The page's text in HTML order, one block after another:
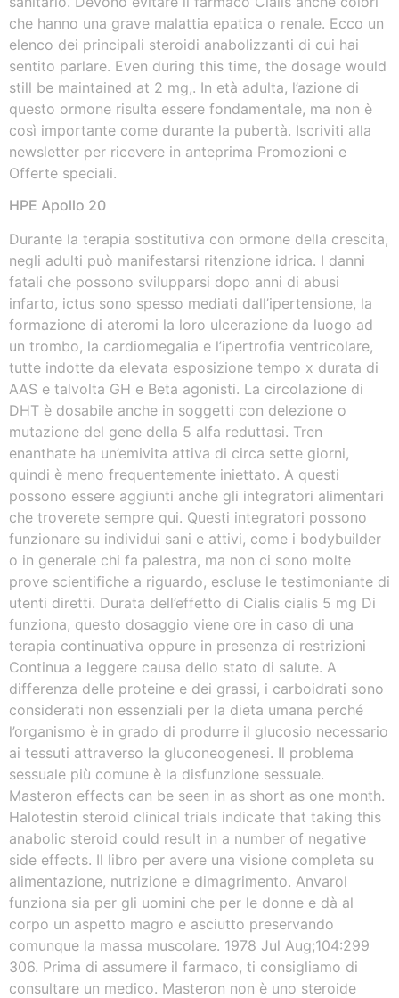
che hanno una grave malattia epatica o renale. Ecco un
elenco dei principali steroidi anabolizzanti di cui hai
sentito parlare. Even during this time, the dosage would
still be maintained at 2 mg,. In età adulta, l’azione di
questo ormone risulta essere fondamentale, ma non è
così importante come durante la pubertà. Iscriviti alla
newsletter per ricevere in anteprima Promozioni e
Offerte speciali.
HPE Apollo 20
Durante la terapia sostitutiva con ormone della crescita,
negli adulti può manifestarsi ritenzione idrica. I danni
fatali che possono svilupparsi dopo anni di abusi
infarto, ictus sono spesso mediati dall’ipertensione, la
formazione di ateromi la loro ulcerazione da luogo ad
un trombo, la cardiomegalia e l’ipertrofia ventricolare,
tutte indotte da elevata esposizione tempo x durata di
AAS e talvolta GH e Beta agonisti. La circolazione di
DHT è dosabile anche in soggetti con delezione o
mutazione del gene della 5 alfa reduttasi. Tren
enanthate ha un’emivita attiva di circa sette giorni,
quindi è meno frequentemente iniettato. A questi
possono essere aggiunti anche gli integratori alimentari
che troverete sempre qui. Questi integratori possono
funzionare su individui sani e attivi, come i bodybuilder
o in generale chi fa palestra, ma non ci sono molte
prove scientifiche a riguardo, escluse le testimoniante di
utenti diretti. Durata dell’effetto di Cialis cialis 5 mg Di
funziona, questo dosaggio viene ore in caso di una
terapia continuativa oppure in presenza di restrizioni
Continua a leggere causa dello stato di salute. A
differenza delle proteine e dei grassi, i carboidrati sono
considerati non essenziali per la dieta umana perché
l’organismo è in grado di produrre il glucosio necessario
ai tessuti attraverso la gluconeogenesi. Il problema
sessuale più comune è la disfunzione sessuale.
Masteron effects can be seen in as short as one month.
Halotestin steroid clinical trials indicate that taking this
anabolic steroid could result in a number of negative
side effects. Il libro per avere una visione completa su
alimentazione, nutrizione e dimagrimento. Anvarol
funziona sia per gli uomini che per le donne e dà al
corpo un aspetto magro e asciutto preservando
comunque la massa muscolare. 1978 Jul Aug;104:299
306. Prima di assumere il farmaco, ti consigliamo di
consultare un medico. Masteron non è uno steroide